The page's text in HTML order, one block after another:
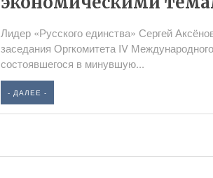
Лидер «Русского единства» Сергей
заседания Оргкомитета IV
состоявшегося в минувшую...
- ДАЛЕЕ -